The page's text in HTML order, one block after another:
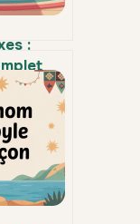
:
choisir
ce